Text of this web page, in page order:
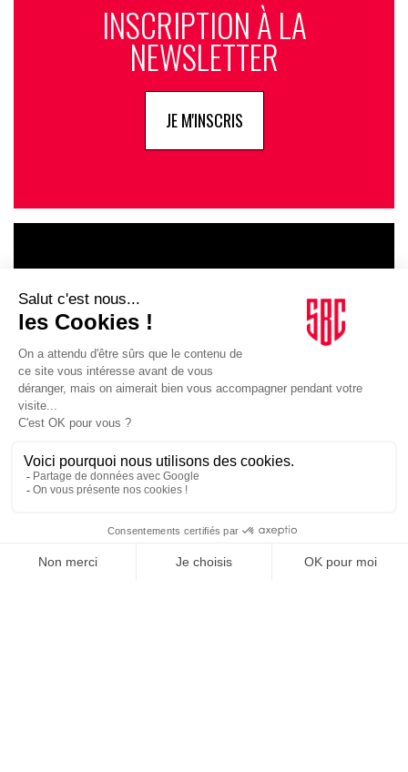
INSCRIPTION À LA
NEWSLETTER
JE M'INSCRIS
INFLUENCIA
JE DÉCOUVRE LE GROUPE
SUIVEZ-NOUS